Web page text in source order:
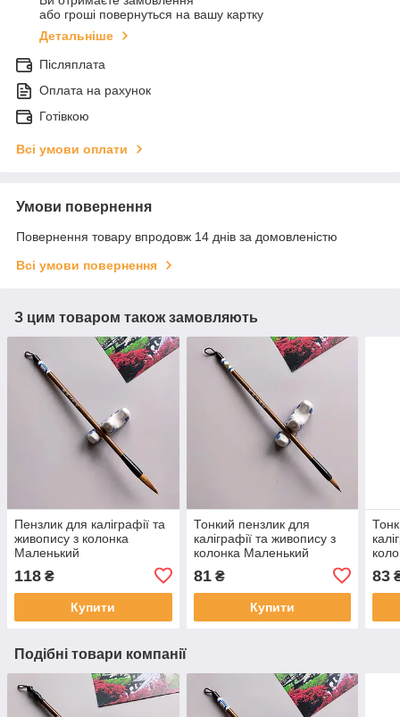
або гроші повернуться на вашу картку
Детальніше
Післяплата
Оплата на рахунок
Готівкою
Всі умови оплати
Умови повернення
Повернення товару впродовж 14 днів за домовленістю
Всі умови повернення
З цим товаром також замовляють
Пензлик для каліграфії та
живопису з колонка
Маленький
118 ₴
Купити
Тонкий пензлик для
каліграфії та живопису з
колонка Маленький
81₴
Купити
83
Подібні товари компанії